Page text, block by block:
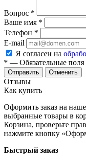
Вопрос *
Ваше имя *
Телефон *
E-mail
Я согласен на
* — Обязательные поля
Отменить
Отзывы
Как купить
Оформить заказ на
выбранные товары в
Корзина, проверьте
нажмите кнопку
Быстрый заказ